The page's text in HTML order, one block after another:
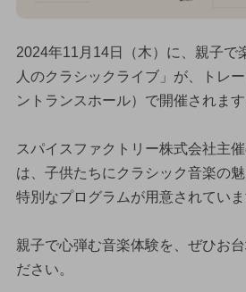
2024年11月14日（木）に、親子で
人のクラシックライブ」が、トレ
ントランスホール）で開催されます
スパイスファクトリー株式会社主
は、子供たちにクラシック音楽の
特別なプログラムが用意されていま
親子で心弾む音楽体験を、ぜひお
ださい。